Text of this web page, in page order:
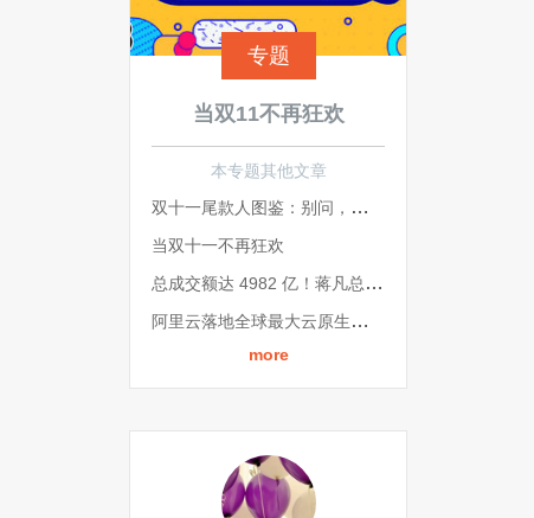
专题
当双11不再狂欢
本专题其他文章
双十一尾款人图鉴：别问，问就是剁过了，在吃圭！
当双十一不再狂欢
总成交额达 4982 亿！蒋凡总结发言，阿里解秘双 11 背后技术
阿里云落地全球最大云原生实践：双11核心系统全面云原生化
more